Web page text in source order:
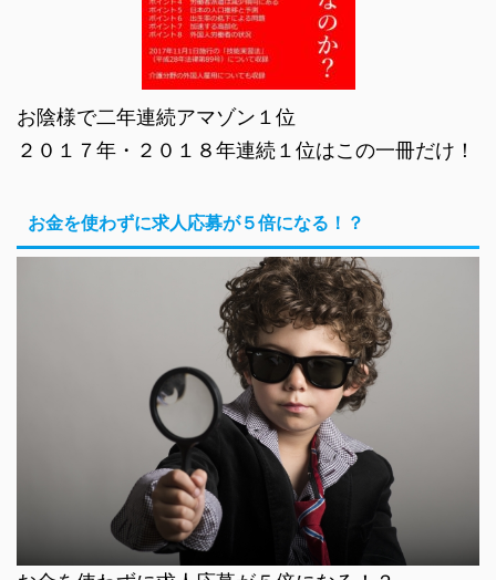
お陰様で二年連続アマゾン１位
２０１７年・２０１８年連続１位はこの一冊だけ！
お金を使わずに求人応募が５倍になる！？